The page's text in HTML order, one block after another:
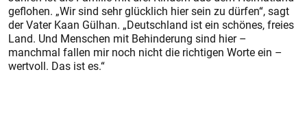
geflohen. „Wir sind sehr glücklich hier sein zu dürfen“, sagt
der Vater Kaan Gülhan. „Deutschland ist ein schönes, freies
Land. Und Menschen mit Behinderung sind hier –
manchmal fallen mir noch nicht die richtigen Worte ein –
wertvoll. Das ist es.“